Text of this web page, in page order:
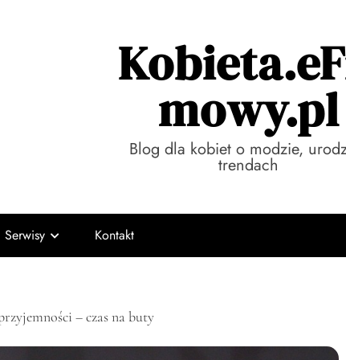
mowy.pl
Blog dla kobiet o modzie,
trendach
Serwisy Kontakt
– czas na buty